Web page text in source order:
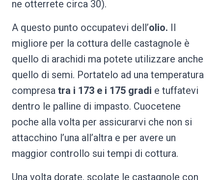
ne otterrete circa 30).
A questo punto occupatevi dell’olio. Il
migliore per la cottura delle castagnole è
quello di arachidi ma potete utilizzare anche
quello di semi. Portatelo ad una temperatura
compresa tra i 173 e i 175 gradi e tuffatevi
dentro le palline di impasto. Cuocetene
poche alla volta per assicurarvi che non si
attacchino l’una all’altra e per avere un
maggior controllo sui tempi di cottura.
Una volta dorate, scolate le castagnole con